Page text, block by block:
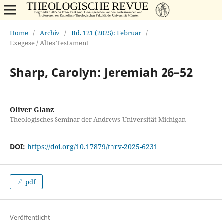
Home / Archiv / Bd. 121 (2025): Februar /
Exegese / Altes Testament
Sharp, Carolyn: Jeremiah 26–52
Oliver Glanz
Theologisches Seminar der Andrews-Universität Michigan
DOI: https://doi.org/10.17879/thrv-2025-6231
pdf
Veröffentlicht